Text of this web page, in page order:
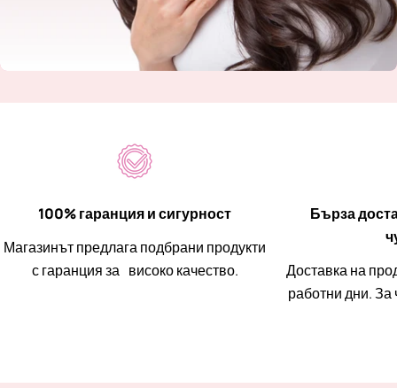
100% гаранция и сигурност
Магазинът предлага подбрани продукти
с гаранция за високо качество.
Бърза
Доставка на
работни дни. За